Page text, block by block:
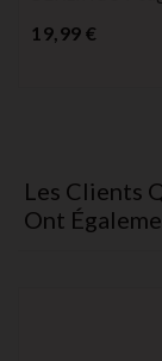
19,99 €
Les Clients
Ont